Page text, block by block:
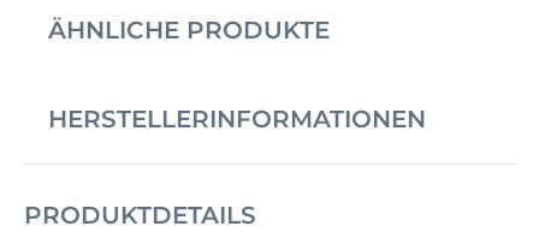
ÄHNLICHE PRODUKTE
HERSTELLERINFORMATIONEN
PRODUKTDETAILS